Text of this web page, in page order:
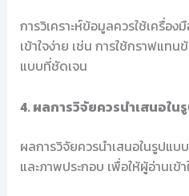
การวิเคราะห์ข้อมูลควรใช้เครื่อง
เข้าใจง่าย เช่น การใช้กราฟแท
แบบที่ชัดเจน
4. ผลการวิจัยควรนำเสนอใน
ผลการวิจัยควรนำเสนอในรูปแบ
และภาพประกอบ เพื่อให้ผู้อ่านเข้